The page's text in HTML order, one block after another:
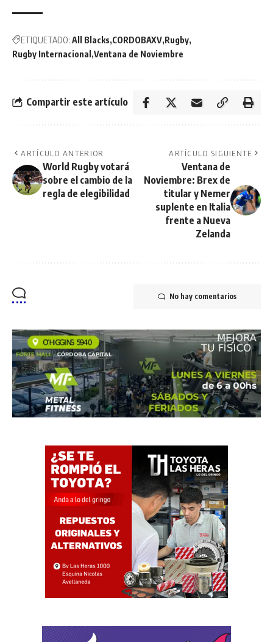
ETIQUETADO: All Blacks CORDOBAXV Rugby
Rugby Internacional Ventana de Noviembre
Compartir este artículo
ARTÍCULO ANTERIOR
World Rugby votará
sobre el cambio de la
regla de elegibilidad
ARTÍCULO SIGUIENTE
Ventana de
Noviembre: Brex de
titular y Nemer
suplente en Italia
frente a Nueva
Zelanda
No hay comentarios